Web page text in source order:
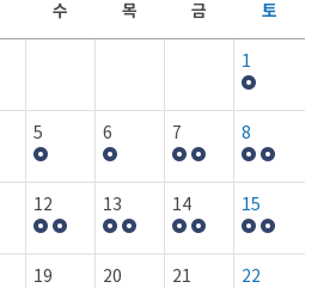
수 목 금 토
1
5 6 7 8
12 13 14 15
19 20 21 22